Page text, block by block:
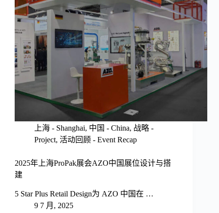
上海 - Shanghai, 中国 - China, 战略 -
Project, 活动回顾 - Event Recap
2025年上海ProPak展会AZO中国展位设计与搭
建
5 Star Plus Retail Design为 AZO 中国在 …
9 7 月, 2025